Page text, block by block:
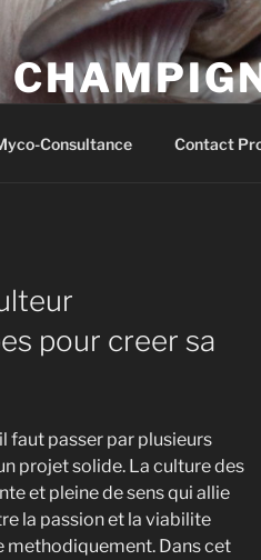
Consultance Contact
pour creer sa
faut passer par plusieurs
projet solide. La culture des
et pleine de sens qui allie
la passion et la viabilite
methodiquement. Dans cet
à champignons !